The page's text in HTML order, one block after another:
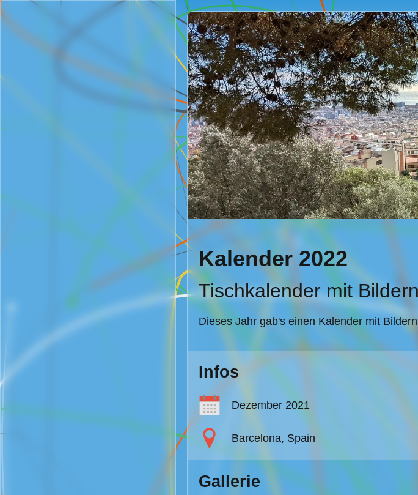
Kalender 2022
Tischkalender mit
Dieses Jahr gab's einen Kalender mit
Infos
Dezember 2021
Barcelona, Spain
Gallerie